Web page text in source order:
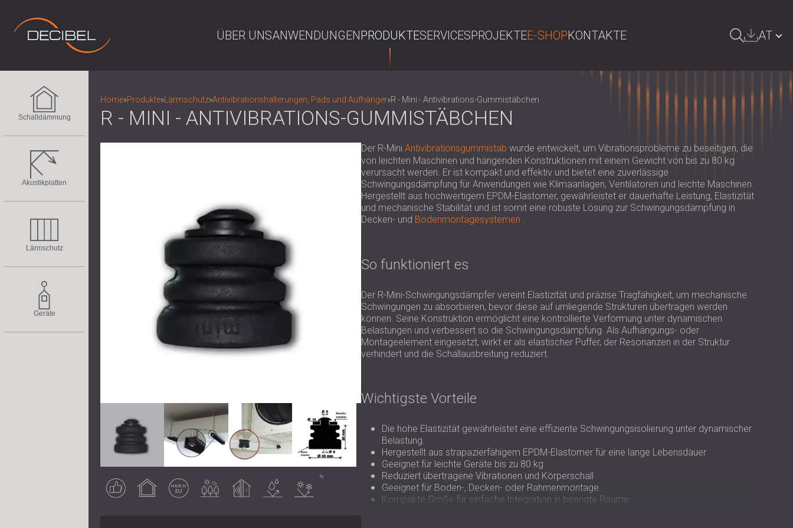
ÜBER UNSANWENDUNGENPRODUKTESERVICESPROJEKTEE-SHOPKONTAKTE AT
SRBIJA | RS
POLAND | PL
SOUTH AFRICA | ZA
Schalldämmung
Akustikplatten
Lärmschutz
Geräte
Home»Produkte» Lärmschutz»Antivibrationshalterungen, Pads und Aufhänger»R - Mini - Antivibrations-Gummistäbchen
R - MINI - ANTIVIBRATIONS-GUMMISTÄBCHEN
Ergebnis
im
Innenbereich
im
Außenbereich
Wasserbeständig
Der R-Mini Antivibrationsgummistab wurde entwickelt, um Vibrationsprobleme zu beseitigen, die
von leichten Maschinen und hängenden Konstruktionen mit einem Gewicht von bis zu 80 kg
verursacht werden. Er ist kompakt und effektiv und bietet eine zuverlässige
Schwingungsdämpfung für Anwendungen wie Klimaanlagen, Ventilatoren und leichte Maschinen.
Hergestellt aus hochwertigem EPDM-Elastomer, gewährleistet er dauerhafte Leistung, Elastizität
und mechanische Stabilität und ist somit eine robuste Lösung zur Schwingungsdämpfung in
Decken- und Bodenmontagesystemen .
So funktioniert es
Der R-Mini-Schwingungsdämpfer vereint Elastizität und präzise Tragfähigkeit, um mechanische
Schwingungen zu absorbieren, bevor diese auf umliegende Strukturen übertragen werden
können. Seine Konstruktion ermöglicht eine kontrollierte Verformung unter dynamischen
Belastungen und verbessert so die Schwingungsdämpfung. Als Aufhängungs- oder
Montageelement eingesetzt, wirkt er als elastischer Puffer, der Resonanzen in der Struktur
verhindert und die Schallausbreitung reduziert.
Wichtigste Vorteile
Die hohe Elastizität gewährleistet eine effiziente Schwingungsisolierung unter dynamischer
Belastung.
Hergestellt aus strapazierfähigem EPDM-Elastomer für eine lange Lebensdauer
Geeignet für leichte Geräte bis zu 80 kg
Reduziert übertragene Vibrationen und Körperschall
Geeignet für Boden-, Decken- oder Rahmenmontage.
Kompakte Größe für einfache Integration in beengte Räume